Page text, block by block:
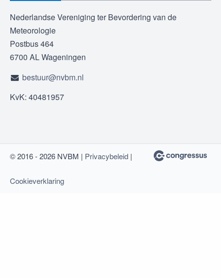
Nederlandse Vereniging ter Bevordering van de
Meteorologie
Postbus 464
6700 AL Wageningen
bestuur@nvbm.nl
KvK: 40481957
© 2016 - 2026 NVBM | Privacybeleid |
Cookieverklaring